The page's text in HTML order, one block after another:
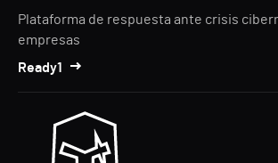
Plataforma de respuesta ante crisis
empresas
Ready1